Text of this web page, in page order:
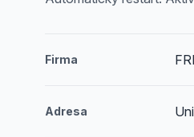
Firma
Adresa